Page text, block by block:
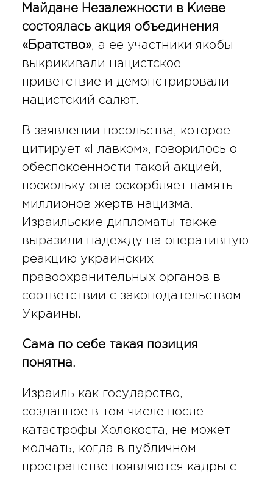
Майдане Незалежности в Киеве
состоялась акция объединения
«Братство», а ее участники якобы
выкрикивали нацистское
приветствие и демонстрировали
нацистский салют.
В заявлении посольства, которое
цитирует «Главком», говорилось о
обеспокоенности такой акцией,
поскольку она оскорбляет память
миллионов жертв нацизма.
Израильские дипломаты также
выразили надежду на оперативную
реакцию украинских
правоохранительных органов в
соответствии с законодательством
Украины.
Сама по себе такая позиция
понятна.
Израиль как государство,
созданное в том числе после
катастрофы Холокоста, не может
молчать, когда в публичном
пространстве появляются кадры с